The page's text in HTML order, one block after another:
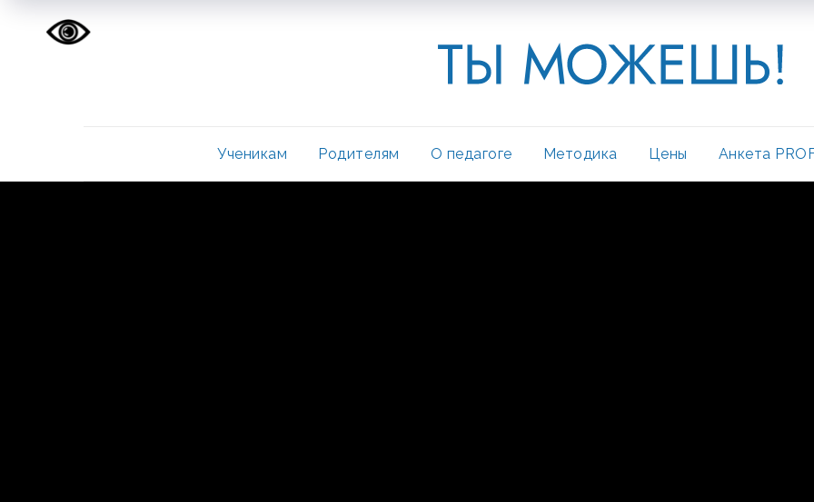
Ученикам Родителям О педагоге Методика Цены Анкета